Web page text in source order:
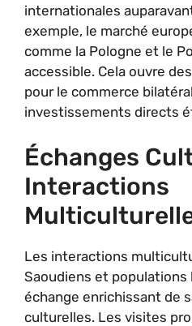
internationales
exemple, le marché
comme la Pologne et le
accessible. Cela ouvre
pour le commerce
investissements directs
Échanges
Interactions
Les interactions
Saoudiens et
échange enrichissant de
culturelles. Les visites